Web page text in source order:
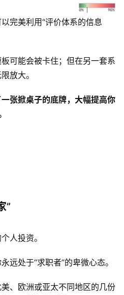
完美利用“评价体系的信息
可能会被卡住；但在另一套系
放大。
张掀桌子的底牌，大幅提高你
”
人投资。
远处于“求职者”的卑微心态。
、欧洲或亚太不同地区的几份